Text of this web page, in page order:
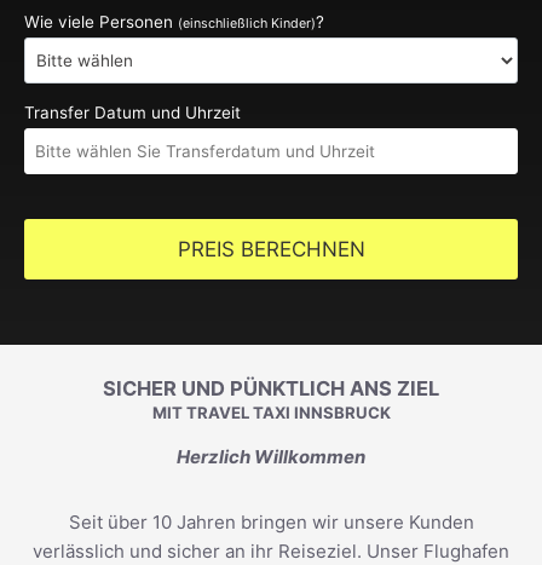
Wie viele Personen (einschließlich Kinder)?
Transfer Datum und Uhrzeit
PREIS BERECHNEN
SICHER UND PÜNKTLICH ANS ZIEL
MIT TRAVEL TAXI INNSBRUCK
Herzlich Willkommen
Seit über 10 Jahren bringen wir unsere Kunden
verlässlich und sicher an ihr Reiseziel. Unser Flughafen